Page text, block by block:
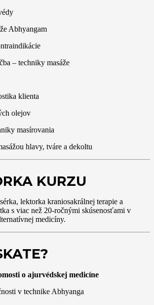
Abhyangam
– techniky masáže
klienta
olejov
masírovania
hlavy, tváre a dekoltu
KURZU
lektorka kraniosakrálnej terapie a
s viac než 20-ročnými skúsenosťami v
medicíny.
o ajurvédskej medicíne
v technike Abhyanga